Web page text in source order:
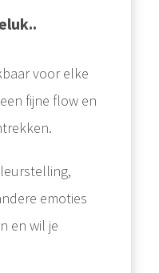
voor elke
fijne flow en
emoties
en wil je